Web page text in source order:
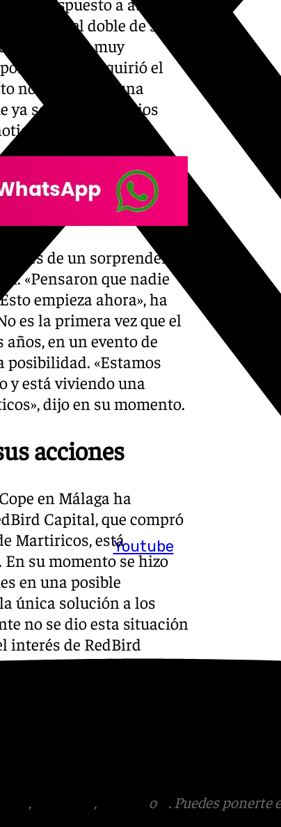
Youtube
más del doble de su
una oferta muy
el que lo adquirió el
no existe ninguna
ya son varios medios
mundial.
de un sorprendente
«Pensaron que nadie
empieza ahora», ha
es la primera vez que el
años, en un evento de
posibilidad. «Estamos
y está viviendo una
dijo en su momento.
acciones
en Málaga ha
Capital, que compró
Martiricos, está
En su momento se hizo
en una posible
única solución a los
no se dio esta situación
interés de RedBird
estar dispuesto a vender
, , o
. Puedes